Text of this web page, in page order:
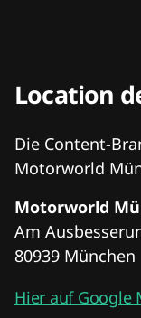
Location
Die Content-
Motorworld
Motorworld
Am
80939 München
Hier auf Google